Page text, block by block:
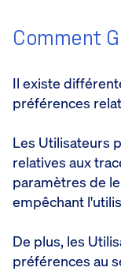
Comment
Il existe
préférences
Les Utilisateurs
relatives aux
paramètres de
empêchant
De plus, les
préférences au